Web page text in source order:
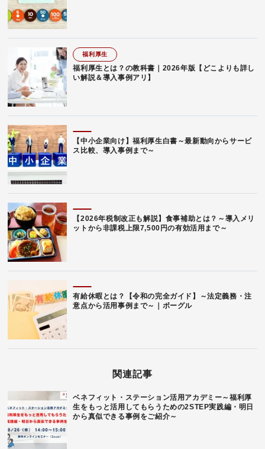
福利厚生
福利厚生とは？の教科書｜2026年版【どこよりも詳し
い解説＆導入事例アリ】
【中小企業向け】福利厚生白書～最新動向からサービ
ス比較、導入事例まで～
【2026年税制改正も解説】食事補助とは？～導入メリ
ットから非課税上限7,500円の有効活用まで～
有給休暇とは？【令和の完全ガイド】～法定義務・注
意点から活用事例まで～｜ボーグル
関連記事
ベネフィット・ステーション活用アカデミー～福利厚
生をもっと活用してもらうための2STEP実践編・明日
から真似できる事例をご紹介～